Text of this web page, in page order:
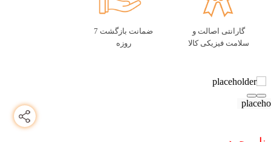
گارانتی اصالت و
سلامت فیزیکی کالا
ضمانت بازگشت 7
روزه